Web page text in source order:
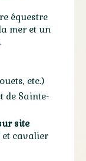
équestre
mer et un
etc.)
de Sainte-
site
et cavalier